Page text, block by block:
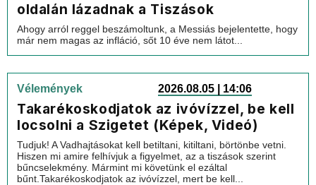
oldalán lázadnak a Tiszások
Ahogy arról reggel beszámoltunk, a Messiás bejelentette, hogy
már nem magas az infláció, sőt 10 éve nem látot...
Vélemények 2026.08.05 | 14:06
Takarékoskodjatok az ivóvízzel, be kell
locsolni a Szigetet (Képek, Videó)
Tudjuk! A Vadhajtásokat kell betiltani, kitiltani, börtönbe vetni.
Hiszen mi amire felhívjuk a figyelmet, az a tiszások szerint
bűncselekmény. Mármint mi követünk el ezáltal
bűnt.Takarékoskodjatok az ivóvízzel, mert be kell...